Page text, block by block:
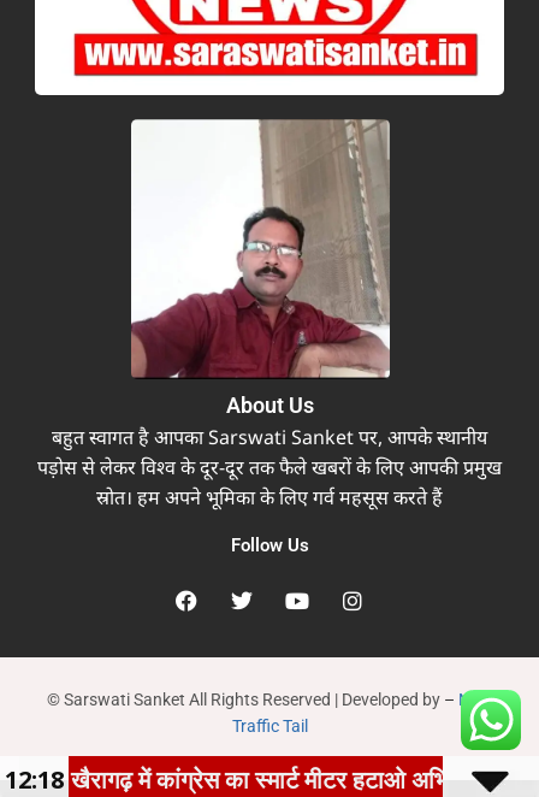
About Us
बहुत स्वागत है आपका Sarswati Sanket पर, आपके स्थानीय
पड़ोस से लेकर विश्व के दूर-दूर तक फैले खबरों के लिए आपकी प्रमुख
स्रोत। हम अपने भूमिका के लिए गर्व महसूस करते हैं
Follow Us
© Sarswati Sanket All Rights Reserved | Developed by – New
Traffic Tail
में कांग्रेस का स्मार्ट मीटर हटाओ अभियान तेज, घर-घर
12:18